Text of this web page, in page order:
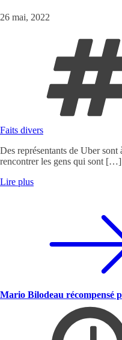
26 mai, 2022
Faits divers
Des représentants de Uber
rencontrer les gens qui sont […]
Lire plus
Mario Bilodeau récompensé